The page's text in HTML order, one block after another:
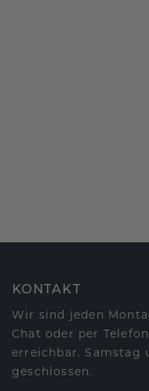
KONTAKT
Wir sind jeden
Chat oder per
erreichbar. Samstag
geschlossen.